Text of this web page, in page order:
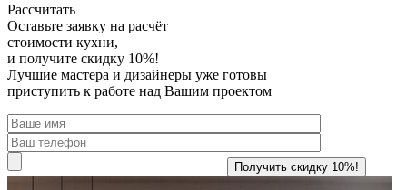
Рассчитать
Оставьте заявку на расчёт
стоимости кухни,
и получите скидку 10%!
Лучшие мастера и дизайнеры уже готовы
приступить к работе над Вашим проектом